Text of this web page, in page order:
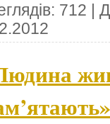
712 |